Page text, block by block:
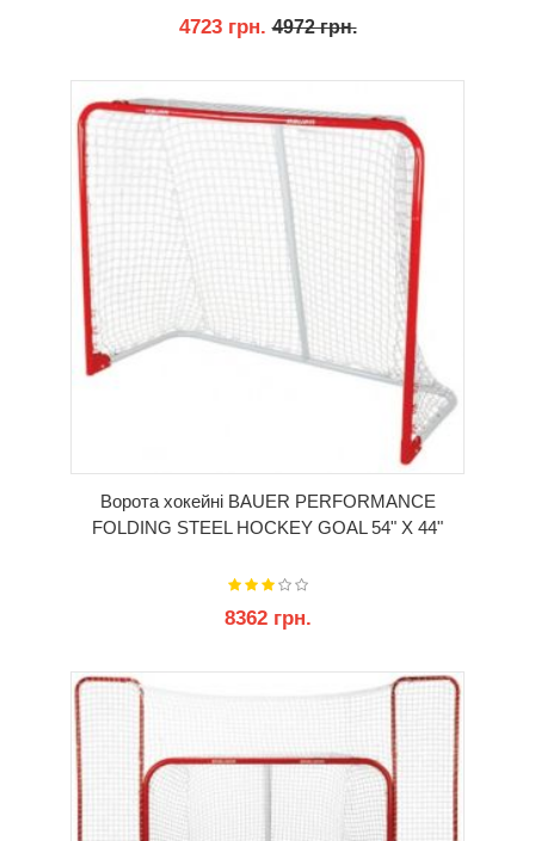
4723 грн.4972 грн.
Ворота хокейні BAUER PERFORMANCE
FOLDING STEEL HOCKEY GOAL 54" Х 44"
8362 грн.